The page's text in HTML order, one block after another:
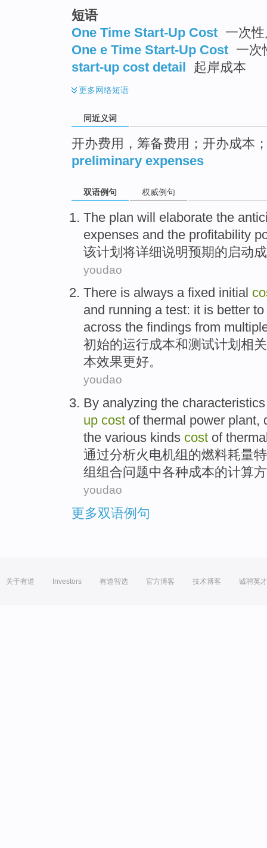
短语
One Time Start-Up Cost 一次
One e Time Start-Up Cost 一次
start-up cost detail 起岸成本
更多网络短语
同近义词
开办费用，筹备费用；开办成本
preliminary expenses
双语例句 权威例句
The plan will elaborate the
expenses and the profitability
该计划 将详细说明预期的 启动
youdao
There is always a fixed initial
and running a test: it is better to
across the findings from
初始的运行成本和测试计划 相关
本效果更好。
youdao
By analyzing the characteristics
up cost of thermal power plant,
the various kinds cost of
通过分析火电机组的燃料耗量
组组合问题中各种成本的计算
youdao
更多双语例句
关于有道 Investors 有道智选 官方博客 技术博客 诚聘英才